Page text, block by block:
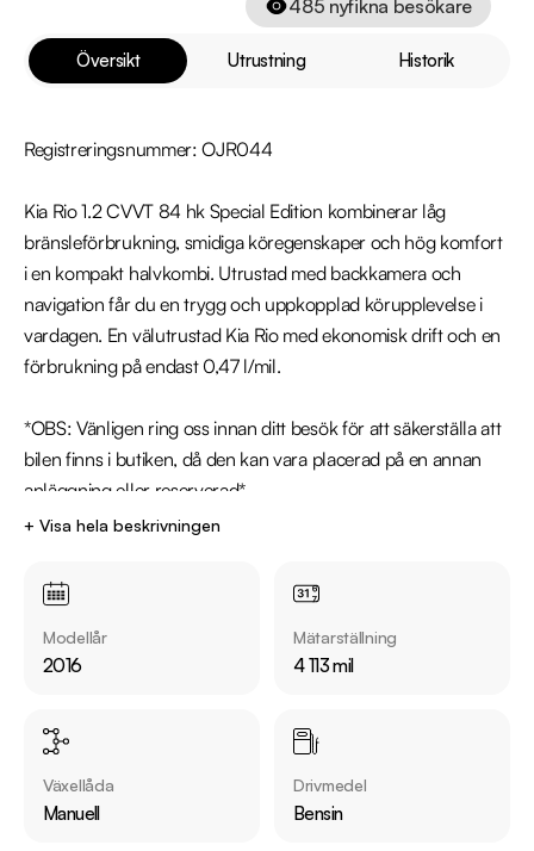
485 nyfikna besökare
Översikt Utrustning Historik
Registreringsnummer: OJR044
Kia Rio 1.2 CVVT 84 hk Special Edition kombinerar låg
bränsleförbrukning, smidiga köregenskaper och hög komfort
i en kompakt halvkombi. Utrustad med backkamera och
navigation får du en trygg och uppkopplad körupplevelse i
vardagen. En välutrustad Kia Rio med ekonomisk drift och en
förbrukning på endast 0,47 l/mil.
*OBS: Vänligen ring oss innan ditt besök för att säkerställa att
bilen finns i butiken, då den kan vara placerad på en annan
anläggning eller reserverad*
våra bilar på https://www.riddermarkbil.se/kopa-bil/?
+ Visa hela beskrivningen
Modellår
2016
Mätarställning
4 113 mil
Växellåda
Manuell
Drivmedel
Bensin